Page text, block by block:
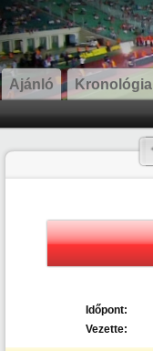
Ajánló Kronológia
Időpont:
Vezette: